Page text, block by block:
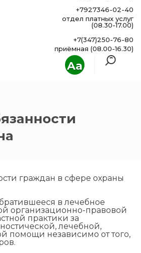
Aa
+7927346-02-40
отдел платных услуг
(08.30-17.00)
+7(347)250-76-80
приёмная (08.00-16.30)
граждан в сфере охраны
в лечебное
организационно-правовой
практики за
лечебной,
помощи независимо от того,